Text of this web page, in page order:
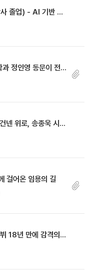
ETRI 유유빈 동문(정보통신공학과 박사 졸업) - AI 기반 예지보전 기술로 산업의 미래를 지키겠습니다 - 2026 KSPHM-KIMM 기계데이터 챌린지 대상 수상
스포츠와 심리를 잇다: 명상심리상담학과 정인영 동문이 전하는 스포츠심리상담 융합 진로 이야기
40년의 침묵 깨고 ‘정형의 미학’으로 건넨 위로, 송종욱 시인(국어국문, 84학번)
걸어온 임용의 길
스포츠과학과 김재호 동문, KPGA 데뷔 18년 만에 감격의 첫 승